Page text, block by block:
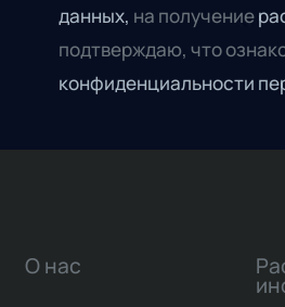
данных, на получение
подтверждаю, что
конфиденциальности
О нас